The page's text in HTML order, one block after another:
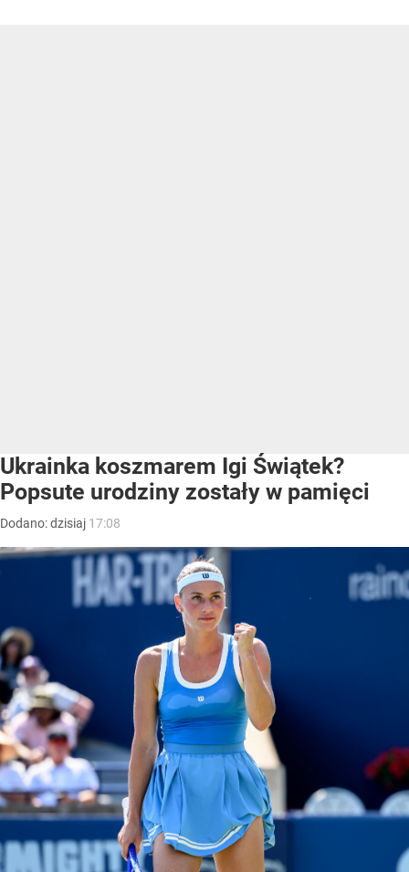
Ukrainka koszmarem Igi Świątek?
Popsute urodziny zostały w pamięci
Dodano:dzisiaj 17:08